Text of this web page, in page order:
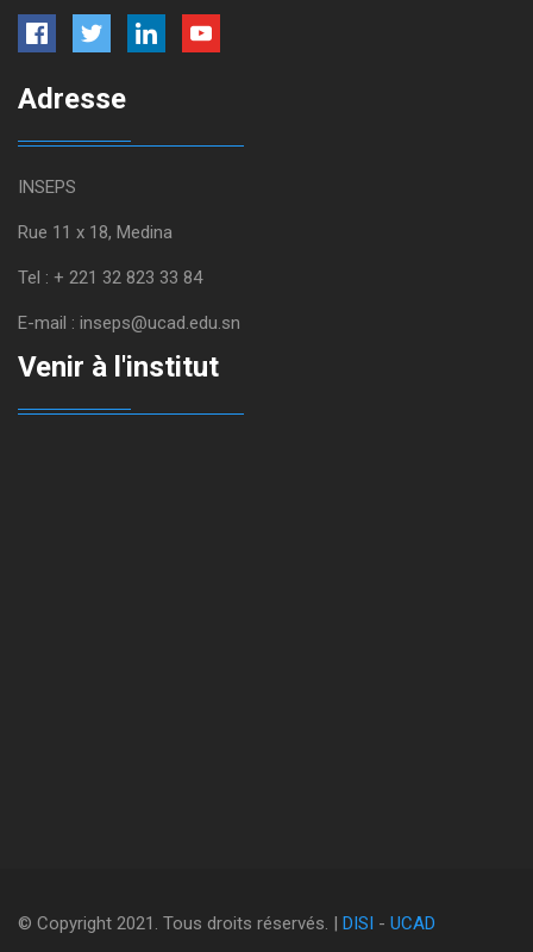
Adresse
INSEPS
Rue 11 x 18, Medina
Tel : + 221 32 823 33 84
E-mail : inseps@ucad.edu.sn
Venir à l'institut
© Copyright 2021. Tous droits réservés. | DISI - UCAD